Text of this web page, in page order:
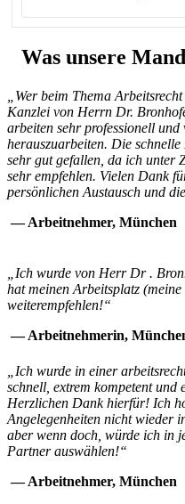
Was unsere
„Wer beim Thema
Kanzlei von Herrn Dr.
arbeiten sehr professionell und
herauszuarbeiten. Die
sehr gut gefallen, da ich unter
sehr empfehlen. Vielen Dank
persönlichen Austausch und
— Arbeitnehmer, München
„Ich wurde von Herr Dr .
hat meinen Arbeitsplatz
weiterempfehlen!“
— Arbeitnehmerin,
„Ich wurde in einer
schnell, extrem kompetent und
Herzlichen Dank hierfür! Ich
Angelegenheiten nicht wieder
aber wenn doch, würde ich in
Partner auswählen!“
— Arbeitnehmer, München